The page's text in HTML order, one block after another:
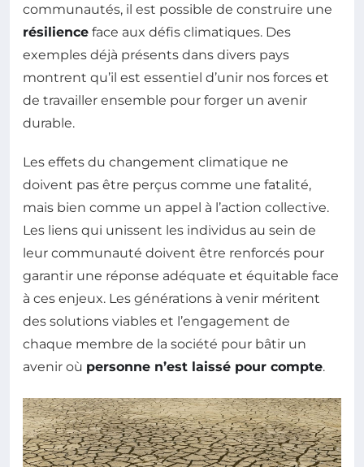
communautés, il est possible de construire une
résilience face aux défis climatiques. Des
exemples déjà présents dans divers pays
montrent qu’il est essentiel d’unir nos forces et
de travailler ensemble pour forger un avenir
durable.
Les effets du changement climatique ne
doivent pas être perçus comme une fatalité,
mais bien comme un appel à l’action collective.
Les liens qui unissent les individus au sein de
leur communauté doivent être renforcés pour
garantir une réponse adéquate et équitable face
à ces enjeux. Les générations à venir méritent
des solutions viables et l’engagement de
chaque membre de la société pour bâtir un
avenir où personne n’est laissé pour compte.